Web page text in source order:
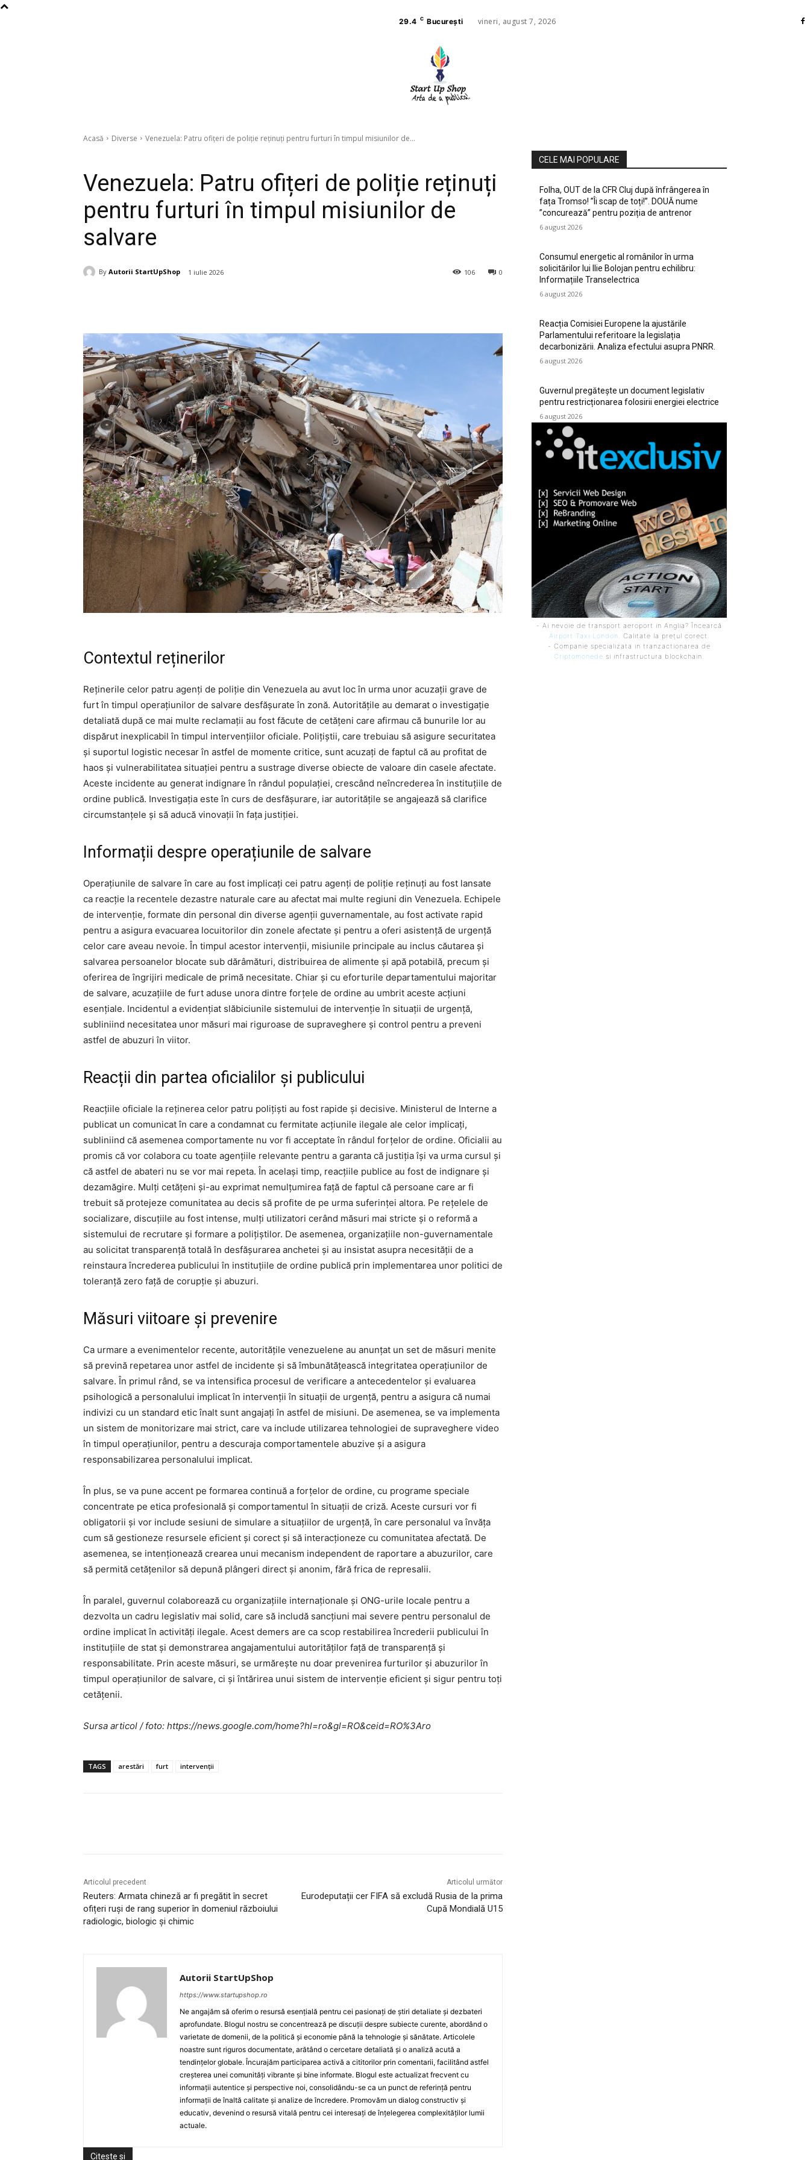
29.4 C București vineri, august 7, 2026
Acasă Diverse Venezuela: Patru ofițeri de poliție reținuți pentru furturi în timpul misiunilor de...
Venezuela: Patru ofițeri de poliție reținuți
pentru furturi în timpul misiunilor de
salvare
By Autorii StartUpShop 1 iulie 2026 0
106
Contextul reținerilor
Reținerile celor patru agenți de poliție din Venezuela au avut loc în urma unor acuzații grave de
furt în timpul operațiunilor de salvare desfășurate în zonă. Autoritățile au demarat o investigație
detaliată după ce mai multe reclamații au fost făcute de cetățeni care afirmau că bunurile lor au
dispărut inexplicabil în timpul intervențiilor oficiale. Polițiștii, care trebuiau să asigure securitatea
și suportul logistic necesar în astfel de momente critice, sunt acuzați de faptul că au profitat de
haos și vulnerabilitatea situației pentru a sustrage diverse obiecte de valoare din casele afectate.
Aceste incidente au generat indignare în rândul populației, crescând neîncrederea în instituțiile de
ordine publică. Investigația este în curs de desfășurare, iar autoritățile se angajează să clarifice
circumstanțele și să aducă vinovații în fața justiției.
Informații despre operațiunile de salvare
Operațiunile de salvare în care au fost implicați cei patru agenți de poliție reținuți au fost lansate
ca reacție la recentele dezastre naturale care au afectat mai multe regiuni din Venezuela. Echipele
de intervenție, formate din personal din diverse agenții guvernamentale, au fost activate rapid
pentru a asigura evacuarea locuitorilor din zonele afectate și pentru a oferi asistență de urgență
celor care aveau nevoie. În timpul acestor intervenții, misiunile principale au inclus căutarea și
salvarea persoanelor blocate sub dărâmături, distribuirea de alimente și apă potabilă, precum și
oferirea de îngrijiri medicale de primă necesitate. Chiar și cu eforturile departamentului majoritar
de salvare, acuzațiile de furt aduse unora dintre forțele de ordine au umbrit aceste acțiuni
esențiale. Incidentul a evidențiat slăbiciunile sistemului de intervenție în situații de urgență,
subliniind necesitatea unor măsuri mai riguroase de supraveghere și control pentru a preveni
astfel de abuzuri în viitor.
Reacții din partea oficialilor și publicului
Reacțiile oficiale la reținerea celor patru polițiști au fost rapide și decisive. Ministerul de Interne a
publicat un comunicat în care a condamnat cu fermitate acțiunile ilegale ale celor implicați,
subliniind că asemenea comportamente nu vor fi acceptate în rândul forțelor de ordine. Oficialii au
promis că vor colabora cu toate agențiile relevante pentru a garanta că justiția își va urma cursul și
că astfel de abateri nu se vor mai repeta. În același timp, reacțiile publice au fost de indignare și
dezamăgire. Mulți cetățeni și-au exprimat nemulțumirea față de faptul că persoane care ar fi
trebuit să protejeze comunitatea au decis să profite de pe urma suferinței altora. Pe rețelele de
socializare, discuțiile au fost intense, mulți utilizatori cerând măsuri mai stricte și o reformă a
sistemului de recrutare și formare a polițiștilor. De asemenea, organizațiile non-guvernamentale
au solicitat transparență totală în desfășurarea anchetei și au insistat asupra necesității de a
reinstaura încrederea publicului în instituțiile de ordine publică prin implementarea unor politici de
toleranță zero față de corupție și abuzuri.
Măsuri viitoare și prevenire
Ca urmare a evenimentelor recente, autoritățile venezuelene au anunțat un set de măsuri menite
să prevină repetarea unor astfel de incidente și să îmbunătățească integritatea operațiunilor de
salvare. În primul rând, se va intensifica procesul de verificare a antecedentelor și evaluarea
psihologică a personalului implicat în intervenții în situații de urgență, pentru a asigura că numai
indivizi cu un standard etic înalt sunt angajați în astfel de misiuni. De asemenea, se va implementa
un sistem de monitorizare mai strict, care va include utilizarea tehnologiei de supraveghere video
în timpul operațiunilor, pentru a descuraja comportamentele abuzive și a asigura
responsabilizarea personalului implicat.
În plus, se va pune accent pe formarea continuă a forțelor de ordine, cu programe speciale
concentrate pe etica profesională și comportamentul în situații de criză. Aceste cursuri vor fi
obligatorii și vor include sesiuni de simulare a situațiilor de urgență, în care personalul va învăța
cum să gestioneze resursele eficient și corect și să interacționeze cu comunitatea afectată. De
asemenea, se intenționează crearea unui mecanism independent de raportare a abuzurilor, care
să permită cetățenilor să depună plângeri direct și anonim, fără frica de represalii.
În paralel, guvernul colaborează cu organizațiile internaționale și ONG-urile locale pentru a
dezvolta un cadru legislativ mai solid, care să includă sancțiuni mai severe pentru personalul de
ordine implicat în activități ilegale. Acest demers are ca scop restabilirea încrederii publicului în
instituțiile de stat și demonstrarea angajamentului autorităților față de transparență și
responsabilitate. Prin aceste măsuri, se urmărește nu doar prevenirea furturilor și abuzurilor în
timpul operațiunilor de salvare, ci și întărirea unui sistem de intervenție eficient și sigur pentru toți
cetățenii.
Sursa articol / foto: https://news.google.com/home?hl=ro&gl=RO&ceid=RO%3Aro
TAGS arestări furt intervenții
Articolul precedent
Reuters: Armata chineză ar fi pregătit în secret
ofițeri ruși de rang superior în domeniul războiului
radiologic, biologic și chimic
Articolul următor
Eurodeputații cer FIFA să excludă Rusia de la prima
Cupă Mondială U15
Autorii StartUpShop
https://www.startupshop.ro
Ne angajăm să oferim o resursă esențială pentru cei pasionați de știri detaliate și dezbateri
aprofundate. Blogul nostru se concentrează pe discuții despre subiecte curente, abordând o
varietate de domenii, de la politică și economie până la tehnologie și sănătate. Articolele
noastre sunt riguros documentate, arătând o cercetare detaliată și o analiză acută a
tendințelor globale. Încurajăm participarea activă a cititorilor prin comentarii, facilitând astfel
creșterea unei comunități vibrante și bine informate. Blogul este actualizat frecvent cu
informații autentice și perspective noi, consolidându-se ca un punct de referință pentru
informații de înaltă calitate și analize de încredere. Promovăm un dialog constructiv și
educativ, devenind o resursă vitală pentru cei interesați de înțelegerea complexităților lumii
actuale.
Citeste si
CELE MAI POPULARE
Folha, OUT de la CFR Cluj după înfrângerea în
fața Tromso! ”Îi scap de toți!”. DOUĂ nume
”concurează” pentru poziția de antrenor
6 august 2026
Consumul energetic al românilor în urma
solicitărilor lui Ilie Bolojan pentru echilibru:
Informațiile Transelectrica
6 august 2026
Reacția Comisiei Europene la ajustările
Parlamentului referitoare la legislația
decarbonizării. Analiza efectului asupra PNRR.
6 august 2026
Guvernul pregătește un document legislativ
pentru restricționarea folosirii energiei electrice
6 august 2026
- Ai nevoie de transport aeroport in Anglia? Încearcă
Airport Taxi London . Calitate la prețul corect.
- Companie specializata in tranzactionarea de
Criptomonede si infrastructura blockchain.